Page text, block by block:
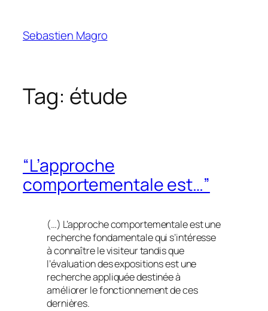
content
Sebastien Magro
Tag: étude
“L’approche
comportementale est…”
(…) L’approche comportementale est une
recherche fondamentale qui s’intéresse
à connaître le visiteur tandis que
l’évaluation des expositions est une
recherche appliquée destinée à
améliorer le fonctionnement de ces
dernières.